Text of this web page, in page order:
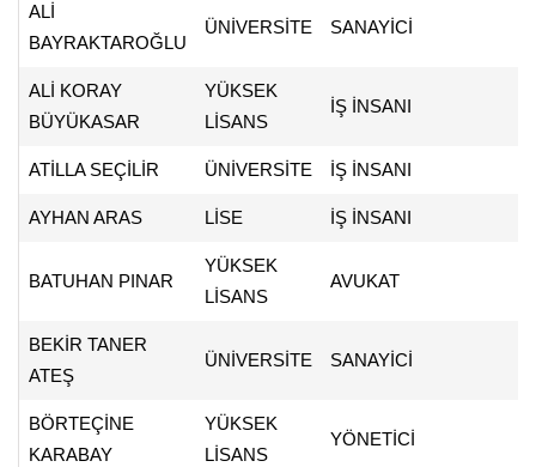
ALİ
BAYRAKTAROĞLU
ÜNİVERSİTE SANAYİCİ
ALİ KORAY
BÜYÜKASAR
YÜKSEK
LİSANS
İŞ İNSANI
ATİLLA SEÇİLİR ÜNİVERSİTE İŞ İNSANI
AYHAN ARAS LİSE İŞ İNSANI
BATUHAN PINAR
YÜKSEK
LİSANS
AVUKAT
BEKİR TANER
ATEŞ
ÜNİVERSİTE SANAYİCİ
BÖRTEÇİNE
KARABAY
YÜKSEK
LİSANS
YÖNETİCİ